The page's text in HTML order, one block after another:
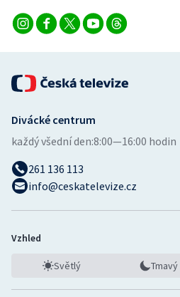
Volejbal
Divácké centrum
každý všední den:8:00—16:00 hodin
261 136 113
info@ceskatelevize.cz
Vzhled
Světlý Tmavý